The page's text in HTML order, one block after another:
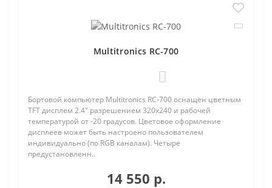
Multitronics RC-700
Бортовой компьютер Multitronics RC-700 оснащен цветным
TFT дисплем 2.4" разрешением 320х240 и рабочей
температурой от -20 градусов. Цветовое оформление
дисплеев может быть настроено пользователем
индивидуально (по RGB каналам). Четыре
предустановленн..
14 550 р.